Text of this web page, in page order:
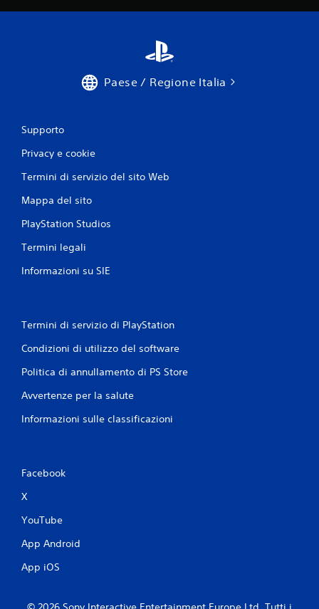
Paese / Regione Italia
Supporto
Privacy e cookie
Termini di servizio del sito Web
Mappa del sito
PlayStation Studios
Termini legali
Informazioni su SIE
Termini di servizio di PlayStation
Condizioni di utilizzo del software
Politica di annullamento di PS Store
Avvertenze per la salute
Informazioni sulle classificazioni
Facebook
X
YouTube
App Android
App iOS